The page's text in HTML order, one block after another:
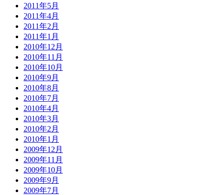
2011年5月
2011年4月
2011年2月
2011年1月
2010年12月
2010年11月
2010年10月
2010年9月
2010年8月
2010年7月
2010年4月
2010年3月
2010年2月
2010年1月
2009年12月
2009年11月
2009年10月
2009年9月
2009年7月